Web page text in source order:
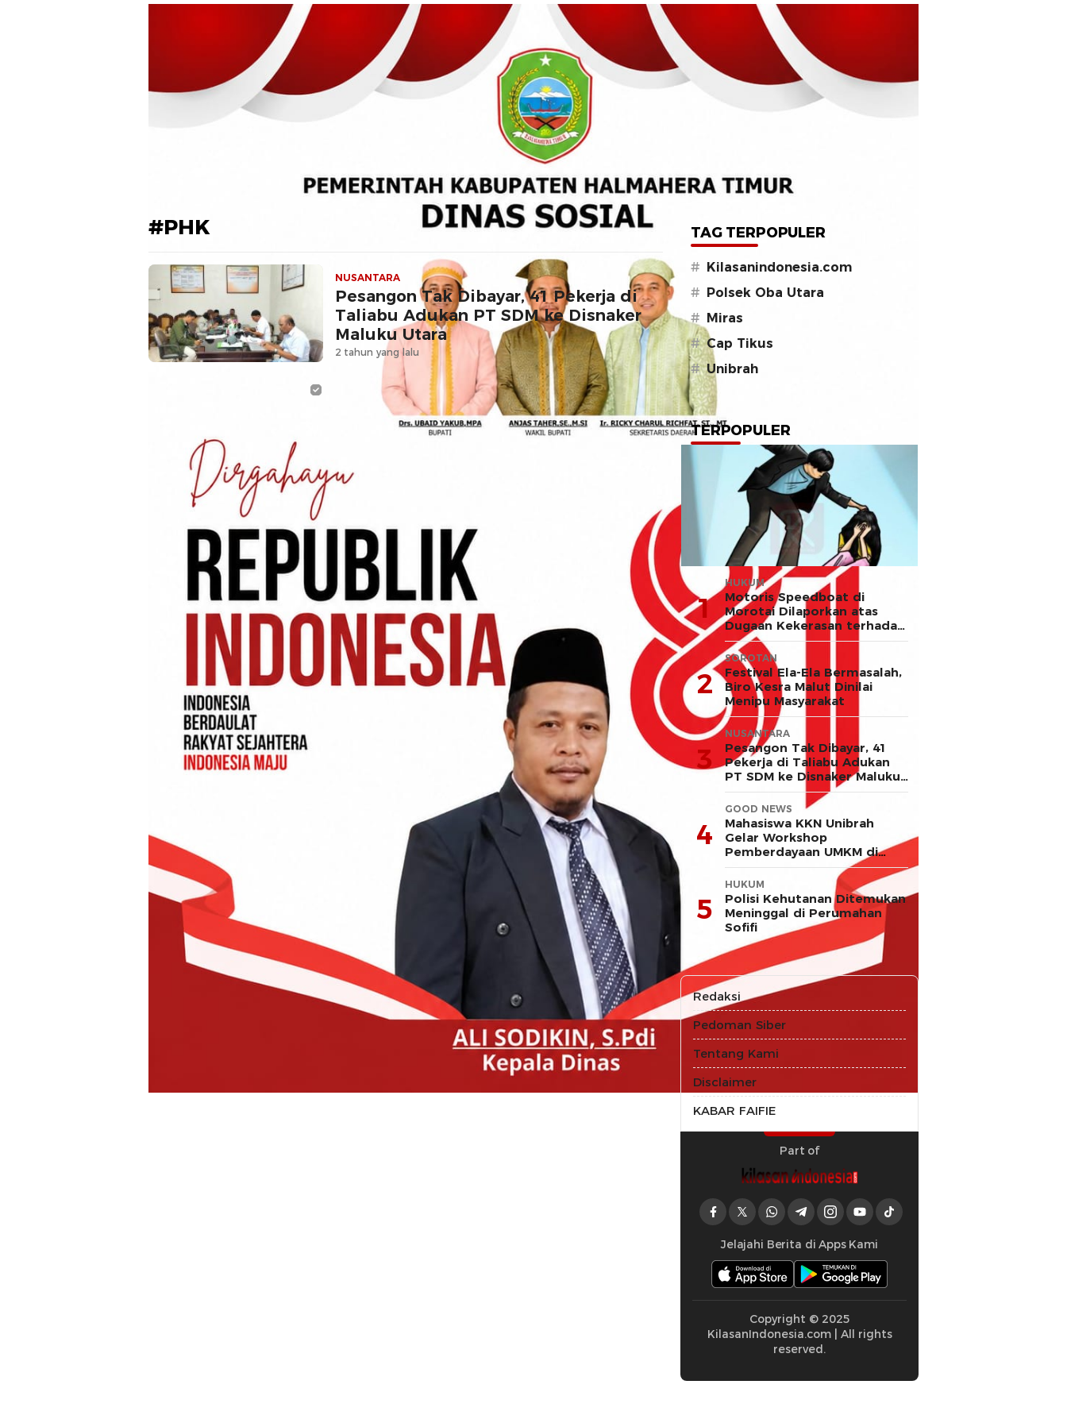
#PHK
NUSANTARA
Pesangon Tak Dibayar, 41 Pekerja di
Taliabu Adukan PT SDM ke Disnaker
Maluku Utara
2 tahun yang lalu
Artikel sudah termuat semua...
TAG TERPOPULER
# Kilasanindonesia.com
# Polsek Oba Utara
# Miras
# Cap Tikus
# Unibrah
TERPOPULER
1
HUKUM
Motoris Speedboat di
Morotai Dilaporkan atas
Dugaan Kekerasan terhadap
Anak
2
SOROTAN
Festival Ela-Ela Bermasalah,
Biro Kesra Malut Dinilai
Menipu Masyarakat
3
NUSANTARA
Pesangon Tak Dibayar, 41
Pekerja di Taliabu Adukan
PT SDM ke Disnaker Maluku
Utara
4
GOOD NEWS
Mahasiswa KKN Unibrah
Gelar Workshop
Pemberdayaan UMKM di
Desa Ekor
5
HUKUM
Polisi Kehutanan Ditemukan
Meninggal di Perumahan
Sofifi
Redaksi
Pedoman Siber
Tentang Kami
Disclaimer
KABAR FAIFIE
Part of
Jelajahi Berita di Apps Kami
Copyright © 2025
KilasanIndonesia.com | All rights
reserved.